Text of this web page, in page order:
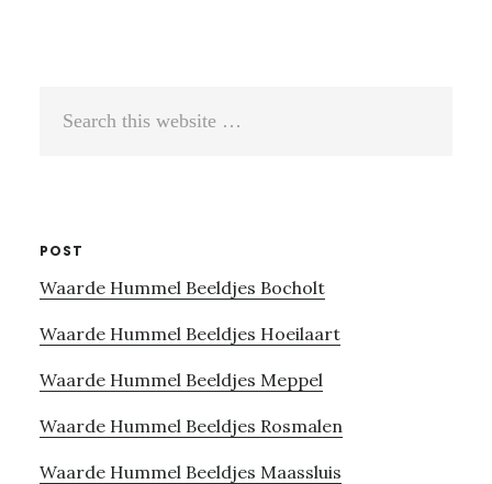
POST
Waarde Hummel Beeldjes Bocholt
Waarde Hummel Beeldjes Hoeilaart
Waarde Hummel Beeldjes Meppel
Waarde Hummel Beeldjes Rosmalen
Waarde Hummel Beeldjes Maassluis